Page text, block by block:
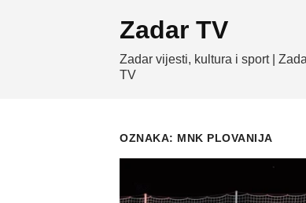
Zadar TV
Zadar vijesti, kultura i sport |
TV
OZNAKA: MNK PLOVANIJA